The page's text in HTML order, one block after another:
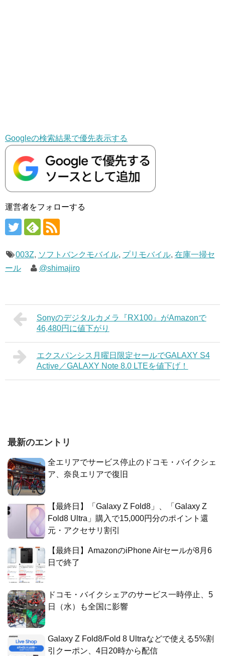
Googleの検索結果で優先表示する
運営者をフォローする
003Z, ソフトバンクモバイル, プリモバイル, 在庫一掃セ
ール
@shimajiro
Sonyのデジタルカメラ『RX100』がAmazonで
46,480円に値下がり
エクスパンシス月曜日限定セールでGALAXY S4
Active／GALAXY Note 8.0 LTEを値下げ！
最新のエントリ
全エリアでサービス停止のドコモ・バイクシェ
ア、奈良エリアで復旧
【最終日】「Galaxy Z Fold8」、「Galaxy Z
Fold8 Ultra」購入で15,000円分のポイント還
元・アクセサリ割引
【最終日】AmazonのiPhone Airセールが8月6
日で終了
ドコモ・バイクシェアのサービス一時停止、5
日（水）も全国に影響
Galaxy Z Fold8/Fold 8 Ultraなどで使える5%割
引クーポン、4日20時から配信